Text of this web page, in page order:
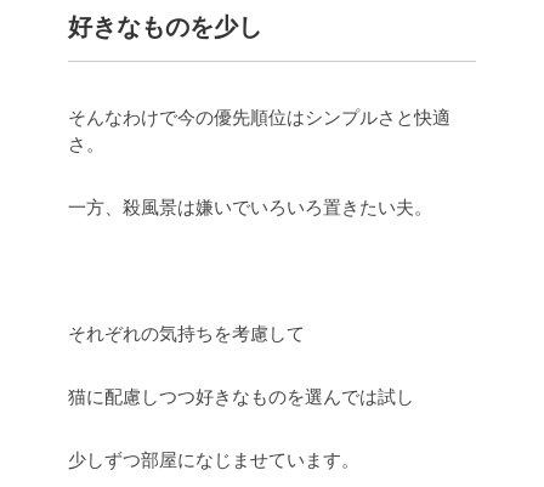
好きなものを少し
そんなわけで今の優先順位はシンプルさと快適
さ。
一方、殺風景は嫌いでいろいろ置きたい夫。
それぞれの気持ちを考慮して
猫に配慮しつつ好きなものを選んでは試し
少しずつ部屋になじませています。